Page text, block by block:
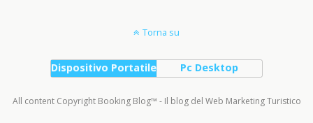
Torna su
Dispositivo Portatile Pc Desktop
All content Copyright Booking Blog™ - Il blog del Web Marketing Turistico